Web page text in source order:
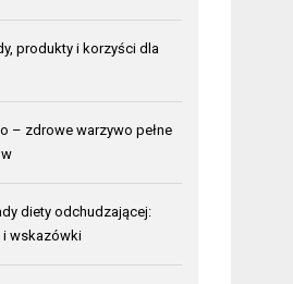
produkty i korzyści dla
– zdrowe warzywo pełne
diety odchudzającej:
i wskazówki